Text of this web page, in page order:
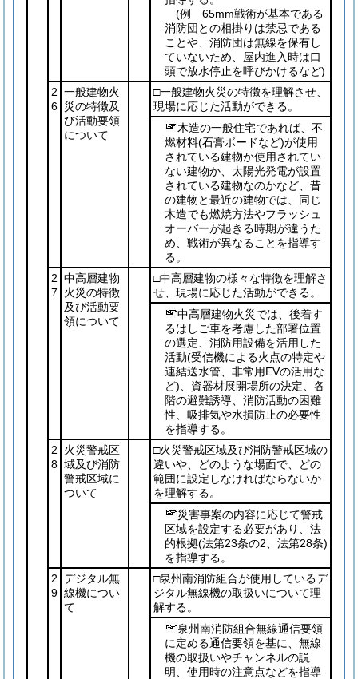
(例 65mm戦術が基本である
消防団との相掛りは禁忌である
ことや、消防団は無線を保有し
ていないため、屋内進入時は口
頭で放水停止を呼びかけるなど)
2
6
一般建物火
災の特徴及
び活動要領
について
□一般建物火災の特徴を理解させ、
現場に応じた活動ができる。
木造の一般住宅であれば、不
燃材料(石膏ボードなど)が使用
されている建物か使用されてい
ない建物か、太陽光発電が設置
されている建物なのかなど、昔
の建物と最近の建物では、同じ
木造でも燃焼方法やフラッシュ
オーバーが起きる時期が違うた
め、戦術が異なることを指導す
る。
2
7
中高層建物
火災の特徴
及び活動要
領について
□中高層建物の様々な特徴を理解さ
せ、現場に応じた活動ができる。
中高層建物火災では、後着す
るはしご車を考慮した部署位置
の選定、消防用設備を活用した
活動(受信機による火点の特定や
連結送水管、非常用EVの活用な
ど) 、資器材展開場所の決定、各
階の避難誘導、消防活動の困難
性、吸排気や水損防止の必要性
を指導する。
2
8
火災警戒区
域及び消防
警戒区域に
ついて
□火災警戒区域及び消防警戒区域の
違いや、どのような場面で、どの
範囲に設定しなければならないか
を理解する。
災害事案の内容に応じて警戒
区域を設定する必要があり、法
的根拠(法第23条の2、法第28条)
を指導する。
2
9
デジタル無
線機につい
て
□泉州南消防組合が使用しているデ
ジタル無線機の取扱いについて理
解する。
泉州南消防組合無線通信要領
に定める通信要領を基に、無線
機の取扱いやチャンネルの説
明、使用時の注意点などを指導